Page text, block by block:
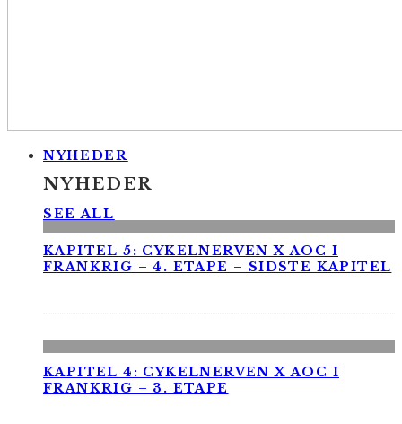
NYHEDER
NYHEDER
SEE ALL
KAPITEL 5: CYKELNERVEN X AOC I
FRANKRIG – 4. ETAPE – SIDSTE KAPITEL
KAPITEL 4: CYKELNERVEN X AOC I
FRANKRIG – 3. ETAPE